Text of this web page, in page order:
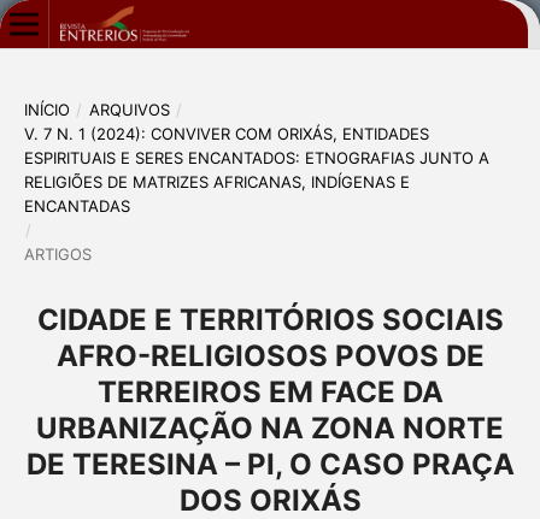
INÍCIO / ARQUIVOS /
V. 7 N. 1 (2024): CONVIVER COM ORIXÁS, ENTIDADES
ESPIRITUAIS E SERES ENCANTADOS: ETNOGRAFIAS JUNTO A
RELIGIÕES DE MATRIZES AFRICANAS, INDÍGENAS E
ENCANTADAS
/
ARTIGOS
CIDADE E TERRITÓRIOS SOCIAIS
AFRO-RELIGIOSOS POVOS DE
TERREIROS EM FACE DA
URBANIZAÇÃO NA ZONA NORTE
DE TERESINA – PI, O CASO PRAÇA
DOS ORIXÁS